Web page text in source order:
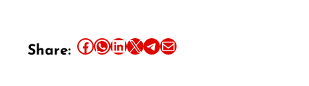
Share: Share this article on Facebook Share this article on WhatsApp Share this article on LinkedIn Share this article on X Share this article on TelegramEmail this Article